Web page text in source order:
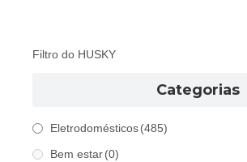
Filtro do HUSKY
Categorias
Eletrodomésticos (485)
Bem estar (0)